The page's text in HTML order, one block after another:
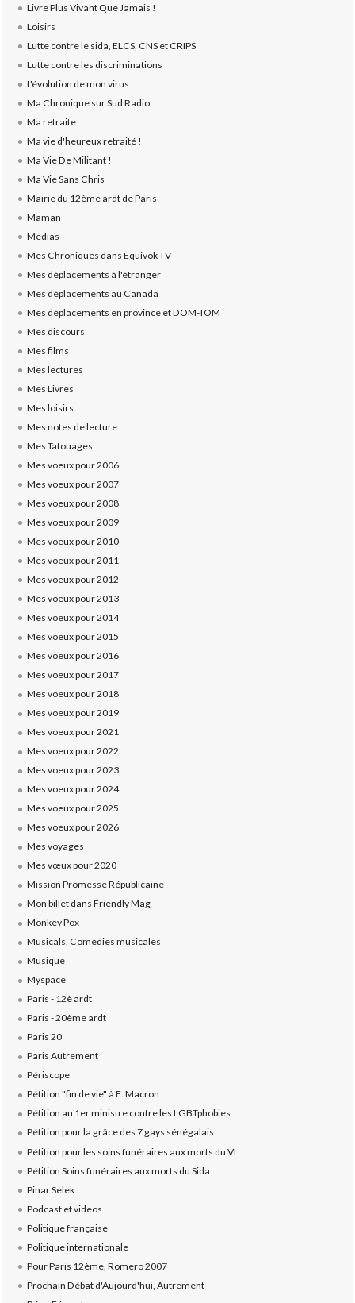
Livre Plus Vivant Que Jamais !
Loisirs
Lutte contre le sida, ELCS, CNS et CRIPS
Lutte contre les discriminations
L'évolution de mon virus
Ma Chronique sur Sud Radio
Ma retraite
Ma vie d'heureux retraité !
Ma Vie De Militant !
Ma Vie Sans Chris
Mairie du 12ème ardt de Paris
Maman
Medias
Mes Chroniques dans Equivok TV
Mes déplacements à l'étranger
Mes déplacements au Canada
Mes déplacements en province et DOM-TOM
Mes discours
Mes films
Mes lectures
Mes Livres
Mes loisirs
Mes notes de lecture
Mes Tatouages
Mes voeux pour 2006
Mes voeux pour 2007
Mes voeux pour 2008
Mes voeux pour 2009
Mes voeux pour 2010
Mes voeux pour 2011
Mes voeux pour 2012
Mes voeux pour 2013
Mes voeux pour 2014
Mes voeux pour 2015
Mes voeux pour 2016
Mes voeux pour 2017
Mes voeux pour 2018
Mes voeux pour 2019
Mes voeux pour 2021
Mes voeux pour 2022
Mes voeux pour 2023
Mes voeux pour 2024
Mes voeux pour 2025
Mes voeux pour 2026
Mes voyages
Mes vœux pour 2020
Mission Promesse Républicaine
Mon billet dans Friendly Mag
Monkey Pox
Musicals, Comédies musicales
Musique
Myspace
Paris - 12è ardt
Paris - 20ème ardt
Paris 20
Paris Autrement
Périscope
Pétition "fin de vie" à E. Macron
Pétition au 1er ministre contre les LGBTphobies
Pétition pour la grâce des 7 gays sénégalais
Pétition pour les soins funéraires aux morts du VI
Pétition Soins funéraires aux morts du Sida
Pinar Selek
Podcast et videos
Politique française
Politique internationale
Pour Paris 12ème, Romero 2007
Prochain Débat d'Aujourd'hui, Autrement